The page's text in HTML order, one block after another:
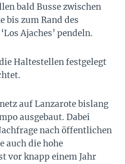
bald Busse zwischen
bis zum Rand des
Ajaches’ pendeln.
Haltestellen festgelegt
auf Lanzarote bislang
ausgebaut. Dabei
nach öffentlichen
auch die hohe
vor knapp einem Jahr